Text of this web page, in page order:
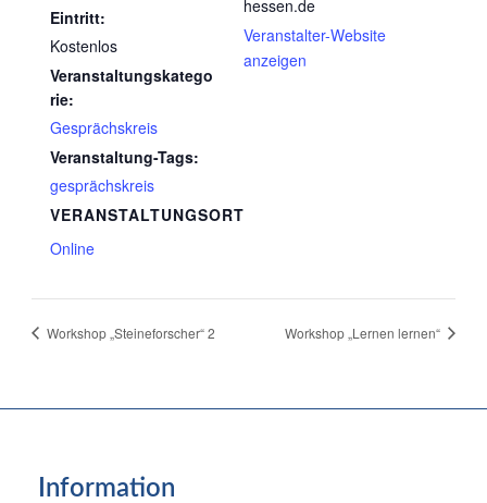
Eintritt:
Kostenlos
Veranstaltungskatego
rie:
Gesprächskreis
Veranstaltung-Tags:
gesprächskreis
VERANSTALTUNGSORT
Online
hessen.de
Veranstalter-Website
anzeigen
Workshop „Steineforscher“ 2 Workshop „Lernen lernen“
Information